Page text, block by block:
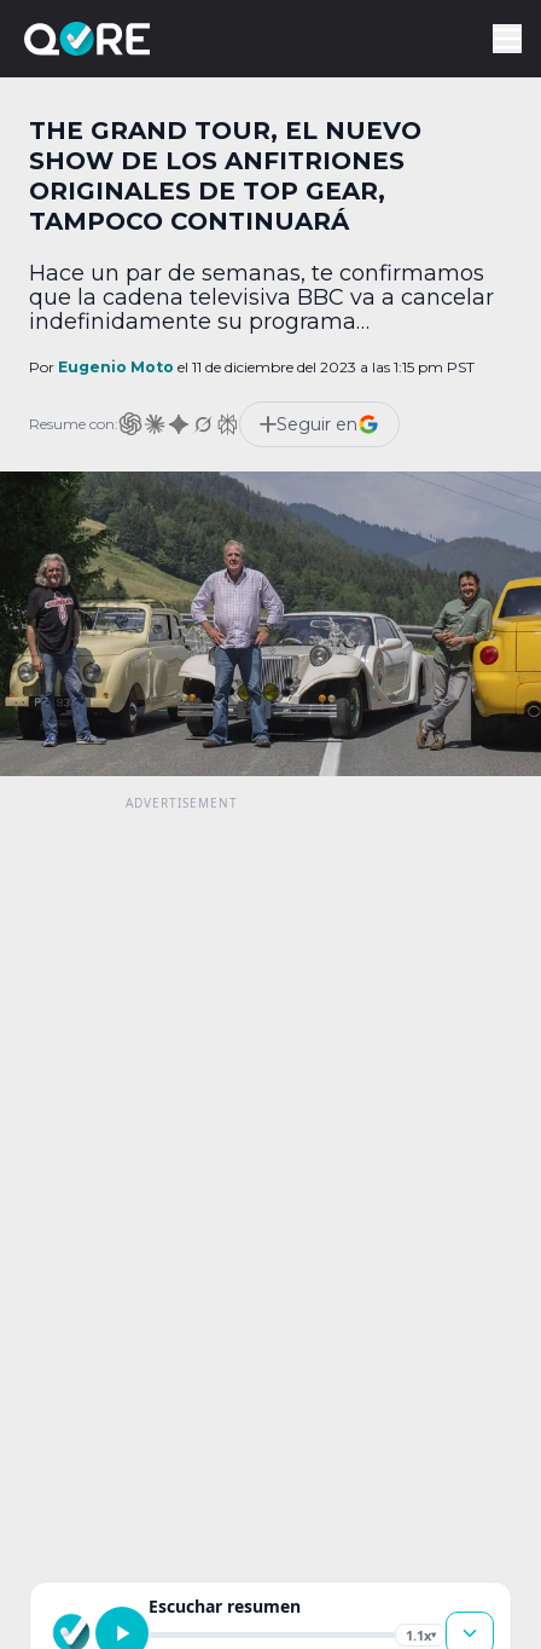
THE GRAND TOUR, EL NUEVO
SHOW DE LOS ANFITRIONES
ORIGINALES DE TOP GEAR,
TAMPOCO CONTINUARÁ
Hace un par de semanas, te confirmamos
que la cadena televisiva BBC va a cancelar
indefinidamente su programa
accidente en las grabaciones. Pues parece
el nuevo programa de los anfitriones
originales, tampoco continuará. The Grand
Tour también llega a su fin De […]
Por Eugenio Moto el 11 de diciembre del 2023 a las 1:15 pm PST
Resume con: Seguir en
Escuchar resumen
1.1x▾